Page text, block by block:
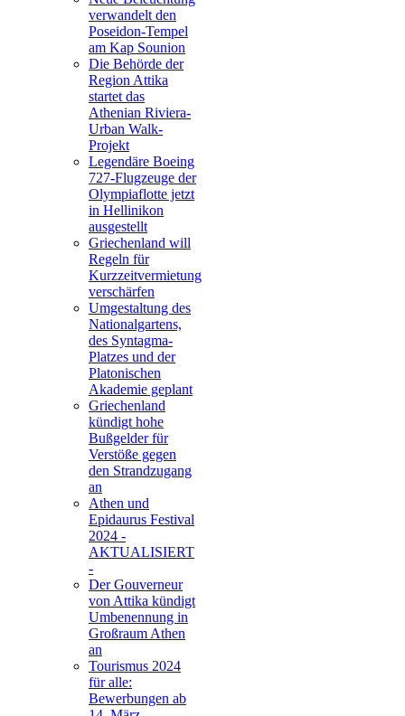
verwandelt den
Poseidon-Tempel
am Kap Sounion
Die Behörde der
Region Attika
startet das
Athenian Riviera-
Urban Walk-
Projekt
Legendäre Boeing
727-Flugzeuge der
Olympiaflotte jetzt
in Hellinikon
ausgestellt
Griechenland will
Regeln für
Kurzzeitvermietung
verschärfen
Umgestaltung des
Nationalgartens,
des Syntagma-
Platzes und der
Platonischen
Akademie geplant
Griechenland
kündigt hohe
Bußgelder für
Verstöße gegen
den Strandzugang
an
Athen und
Epidaurus Festival
2024 -
AKTUALISIERT
-
Der Gouverneur
von Attika kündigt
Umbenennung in
Großraum Athen
an
Tourismus 2024
für alle:
Bewerbungen ab